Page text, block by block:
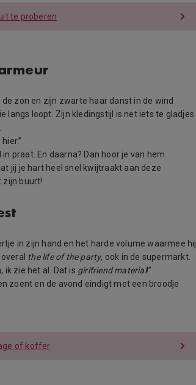
te proberen
zon en zijn zwarte haar danst in de wind
langs loopt. Zijn kledingstijl is net iets te gladjes
praat. En daarna? Dan hoor je van hem
jij je hart heel snel kwijtraakt aan deze
zijn buurt!
in zijn hand en het harde volume waarmee hij
the life of the party, ook in de supermarkt.
ik zie het al. Dat is girlfriend material!”
zoent en de avond eindigt met een broodje
of koffer